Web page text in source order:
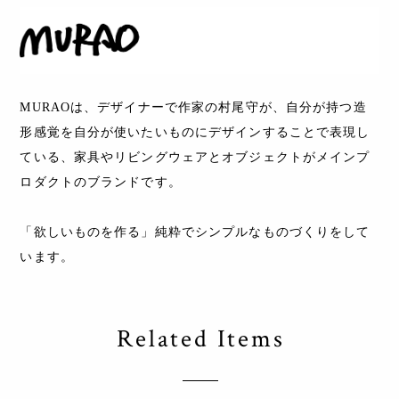
MURAOは、デザイナーで作家の村尾守が、自分が持つ造
形感覚を自分が使いたいものにデザインすることで表現し
ている、家具やリビングウェアとオブジェクトがメインプ
ロダクトのブランドです。
「欲しいものを作る」純粋でシンプルなものづくりをして
います。
Related Items